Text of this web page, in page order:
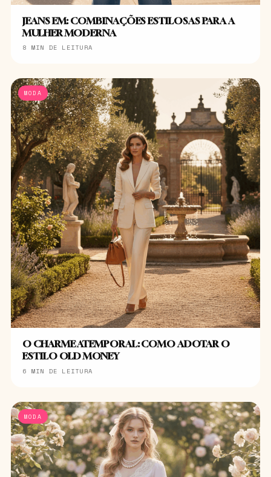
JEANS EM: COMBINAÇÕES ESTILOSAS PARA A
MULHER MODERNA
8 MIN DE LEITURA
MODA
O CHARME ATEMPORAL: COMO ADOTAR O
ESTILO OLD MONEY
6 MIN DE LEITURA
MODA